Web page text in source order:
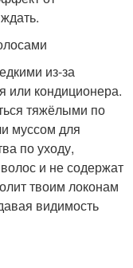
из-за
или кондиционера.
тяжёлыми по
муссом для
по уходу,
и не содержат
твоим локонам
видимость